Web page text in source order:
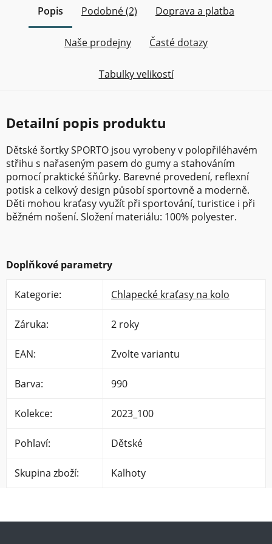
Popis Podobné (2) Doprava a platba
Naše prodejny Časté dotazy
Tabulky velikostí
Detailní popis produktu
Dětské šortky SPORTO jsou vyrobeny v polopřiléhavém
střihu s nařaseným pasem do gumy a stahováním
pomocí praktické šňůrky. Barevné provedení, reflexní
potisk a celkový design působí sportovně a moderně.
Děti mohou kraťasy využít při sportování, turistice i při
běžném nošení. Složení materiálu: 100% polyester.
Doplňkové parametry
Kategorie: Chlapecké kraťasy na kolo
Záruka: 2 roky
EAN: Zvolte variantu
Barva: 990
Kolekce: 2023_100
Pohlaví: Dětské
Skupina zboží: Kalhoty